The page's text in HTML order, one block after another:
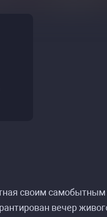
своим
вечер